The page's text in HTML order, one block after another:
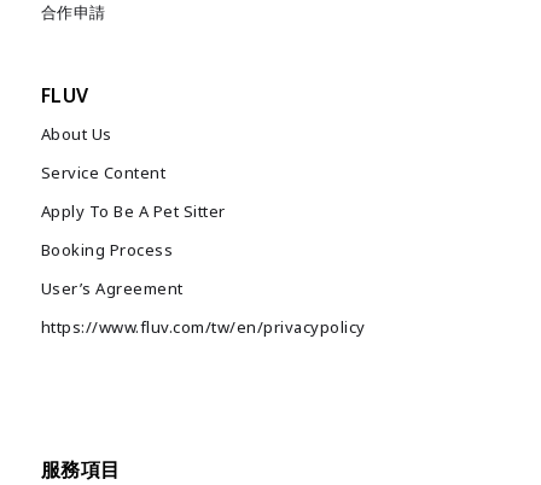
合作申請
FLUV
About Us
Service Content
Apply To Be A Pet Sitter
Booking Process
User’s Agreement
https://www.fluv.com/tw/en/privacypolicy
服務項目